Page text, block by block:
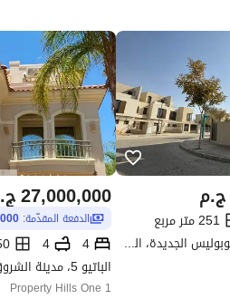
ج.م
251 متر مربع
سوديك ايست، هليوبوليس الجديدة، القاهرة
27,000,000
الدفعة المقدّمة:
4
4
الباتيو 5، مدينة الشروق، القاهرة
Property Hills One 1